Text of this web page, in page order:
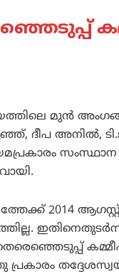
മുന്‍
ദീപ അനില്‍,
സംസ്ഥാന
2014 ആഗസ്റ്റ്